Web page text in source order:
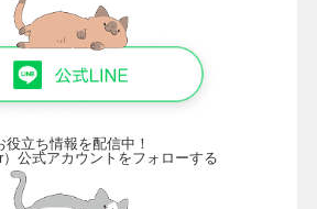
役立ち情報を配信中！
公式アカウントをフォローする